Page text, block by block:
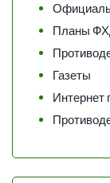
Планы
Газеты
Интернет